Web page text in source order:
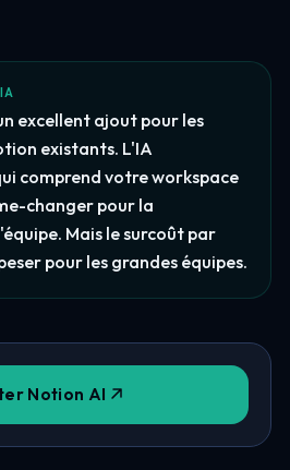
excellent ajout pour les
existants. L'IA
comprend votre workspace
changer pour la
Mais le surcoût par
pour les grandes équipes.
Notion AI